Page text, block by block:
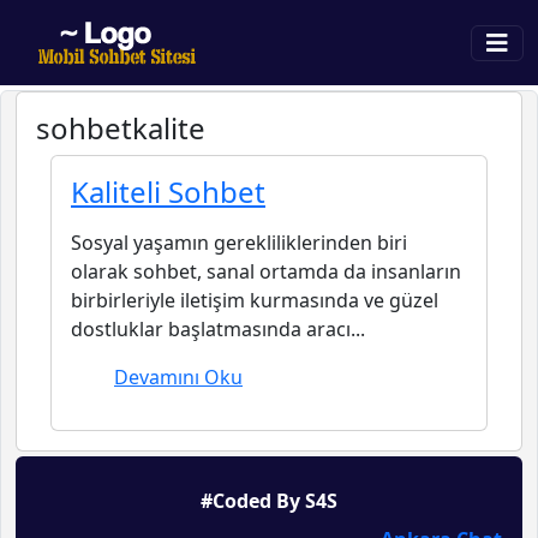
sohbetkalite
Kaliteli Sohbet
Sosyal yaşamın gerekliliklerinden biri
olarak sohbet, sanal ortamda da insanların
birbirleriyle iletişim kurmasında ve güzel
dostluklar başlatmasında aracı...
Devamını Oku
#Coded By S4S